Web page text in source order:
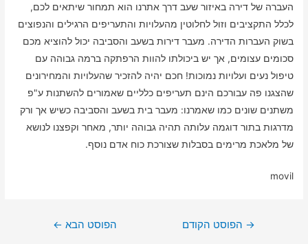
העברה של דירה באיזור שעב דרך אתרנו הוא תמחור שיתאים לכם,
לכלל התקציבים וזול לחלוטין מהעלויות והתעריפים הרגילים והנפוצים
בשוק העברות הדירה. מעבר דירות בשעב והסביבה יכול להוציא מכם
סכומים עצומים, אך יש ביכולתו להוות הרפתקה ברמה גבוהה עם
טיפול נעים ועלויות נמוכות! חכם יהיה להזכיר שהעלויות והמחירונים
שהצגנו פה עבורכם הינם תעריפים כלליים שאמורים להשתנות ע"פ
משתנים שונים כמו שאמרנו: מעבר בית בשעב והסביבה כשיש אך ורק
מדרגות בתור דוגמה עלותה תהיה גבוהה יותר, מאחר וקפצנו לנושא
של מלאכת מרימים בסבלות שצורכת כוח אדם נוסף.
movil
ניווט
→ הפוסט הקודם הפוסט הבא ←